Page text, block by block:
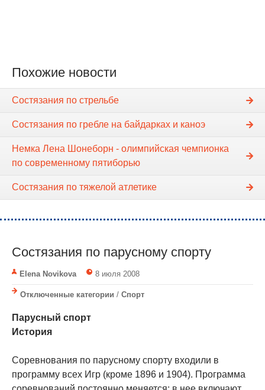
Похожие новости
Состязания по стрельбе
Состязания по гребле на байдарках и каноэ
Немка Лена Шонеборн - олимпийская чемпионка
по современному пятиборью
Состязания по тяжелой атлетике
Состязания по парусному спорту
Elena Novikova 8 июля 2008
Отключенные категории / Спорт
Парусный спорт
История
Соревнования по парусному спорту входили в
программу всех Игр (кроме 1896 и 1904). Программа